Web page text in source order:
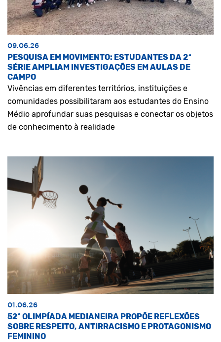
09.06.26
PESQUISA EM MOVIMENTO: ESTUDANTES DA 2ª
SÉRIE AMPLIAM INVESTIGAÇÕES EM AULAS DE
CAMPO
Vivências em diferentes territórios, instituições e
comunidades possibilitaram aos estudantes do Ensino
Médio aprofundar suas pesquisas e conectar os objetos
de conhecimento à realidade
01.06.26
52ª OLIMPÍADA MEDIANEIRA PROPÕE REFLEXÕES
SOBRE RESPEITO, ANTIRRACISMO E PROTAGONISMO
FEMININO